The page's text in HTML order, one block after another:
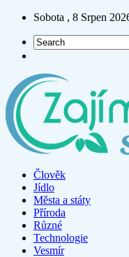
Sobota , 8 Srpen
Člověk
Jídlo
Města a státy
Příroda
Různé
Technologie
Vesmír